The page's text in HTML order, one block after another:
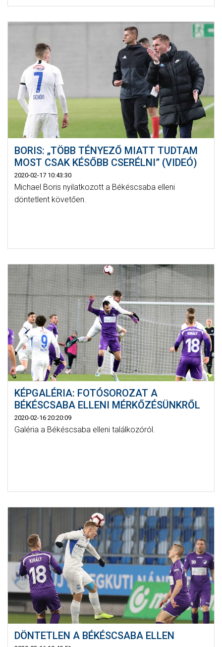
BORIS: „TÖBB TÉNYEZŐ MIATT TUDTAM
MOST CSAK KÉSŐBB CSERÉLNI” (VIDEÓ)
2020-02-17 10:43:30
Michael Boris nyilatkozott a Békéscsaba elleni
döntetlent követően.
KÉPGALÉRIA: FOTÓSOROZAT A
BÉKÉSCSABA ELLENI MÉRKŐZÉSÜNKRŐL
2020-02-16 20:20:09
Galéria a Békéscsaba elleni találkozóról.
DÖNTETLEN A BÉKÉSCSABA ELLEN